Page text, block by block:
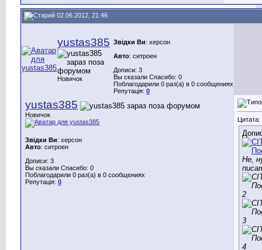
02.06.2012, 21:46
yustas385
Новичок
Звідки Ви: херсон
Авто: ситроен
Дописи: 3
Вы сказали Спасибо: 0
Поблагодарили 0 раз(а) в 0 сообщениях
Репутація: 0
yustas385
Новичок
Звідки Ви: херсон
Авто: ситроен
Дописи: 3
Вы сказали Спасибо: 0
Поблагодарили 0 раз(а) в 0 сообщениях
Репутація: 0
Цитата:
Не,